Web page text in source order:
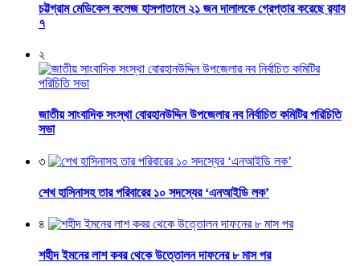
চট্টগ্রাম মেডিকেল কলেজ হাসপাতালে ২১ জন দালালকে গ্রেপ্তার করেছে র‌্যাব
৭
২
জাতীয় সাংবাদিক সংস্থা বোরহানউদ্দিন উপজেলার নব নির্বাচিত কমিটির পরিচিতি
সভা
৩
শেখ হাসিনাসহ তার পরিবারের ১০ সদস্যের ‘এনআইডি লক’
৪
শহীদ ইমনের লাশ কবর থেকে উত্তোলন দাফনের ৮ মাস পর